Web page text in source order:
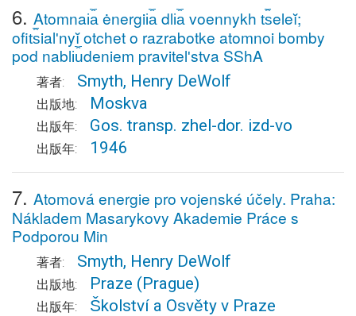
6. Atomnai︠a︡ ėnergii︠a︡ dli︠a︡ voennykh t︠s︡eleĭ;
ofit︠s︡ialʹnyĭ otchet o razrabotke atomnoi bomby
pod nabli︠u︡deniem pravitelʹstva SShA
著者: Smyth, Henry DeWolf
出版地: Moskva
出版年: Gos. transp. zhel-dor. izd-vo
出版年: 1946
7. Atomová energie pro vojenské účely. Praha:
Nákladem Masarykovy Akademie Práce s
Podporou Min
著者: Smyth, Henry DeWolf
出版地: Praze (Prague)
出版年: Školství a Osvěty v Praze